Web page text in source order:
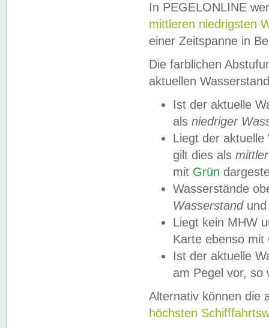
In PEGELONLINE
mittleren niedrigsten
einer Zeitspanne in
Die farblichen
aktuellen
Ist der aktuelle
als niedriger
Liegt der
gilt dies als
mit Grün
Wasserstände
Wasserstandund
Liegt kein MHW
Karte ebenso mit
Ist der aktuelle
am Pegel vor,
Alternativ können die
höchsten